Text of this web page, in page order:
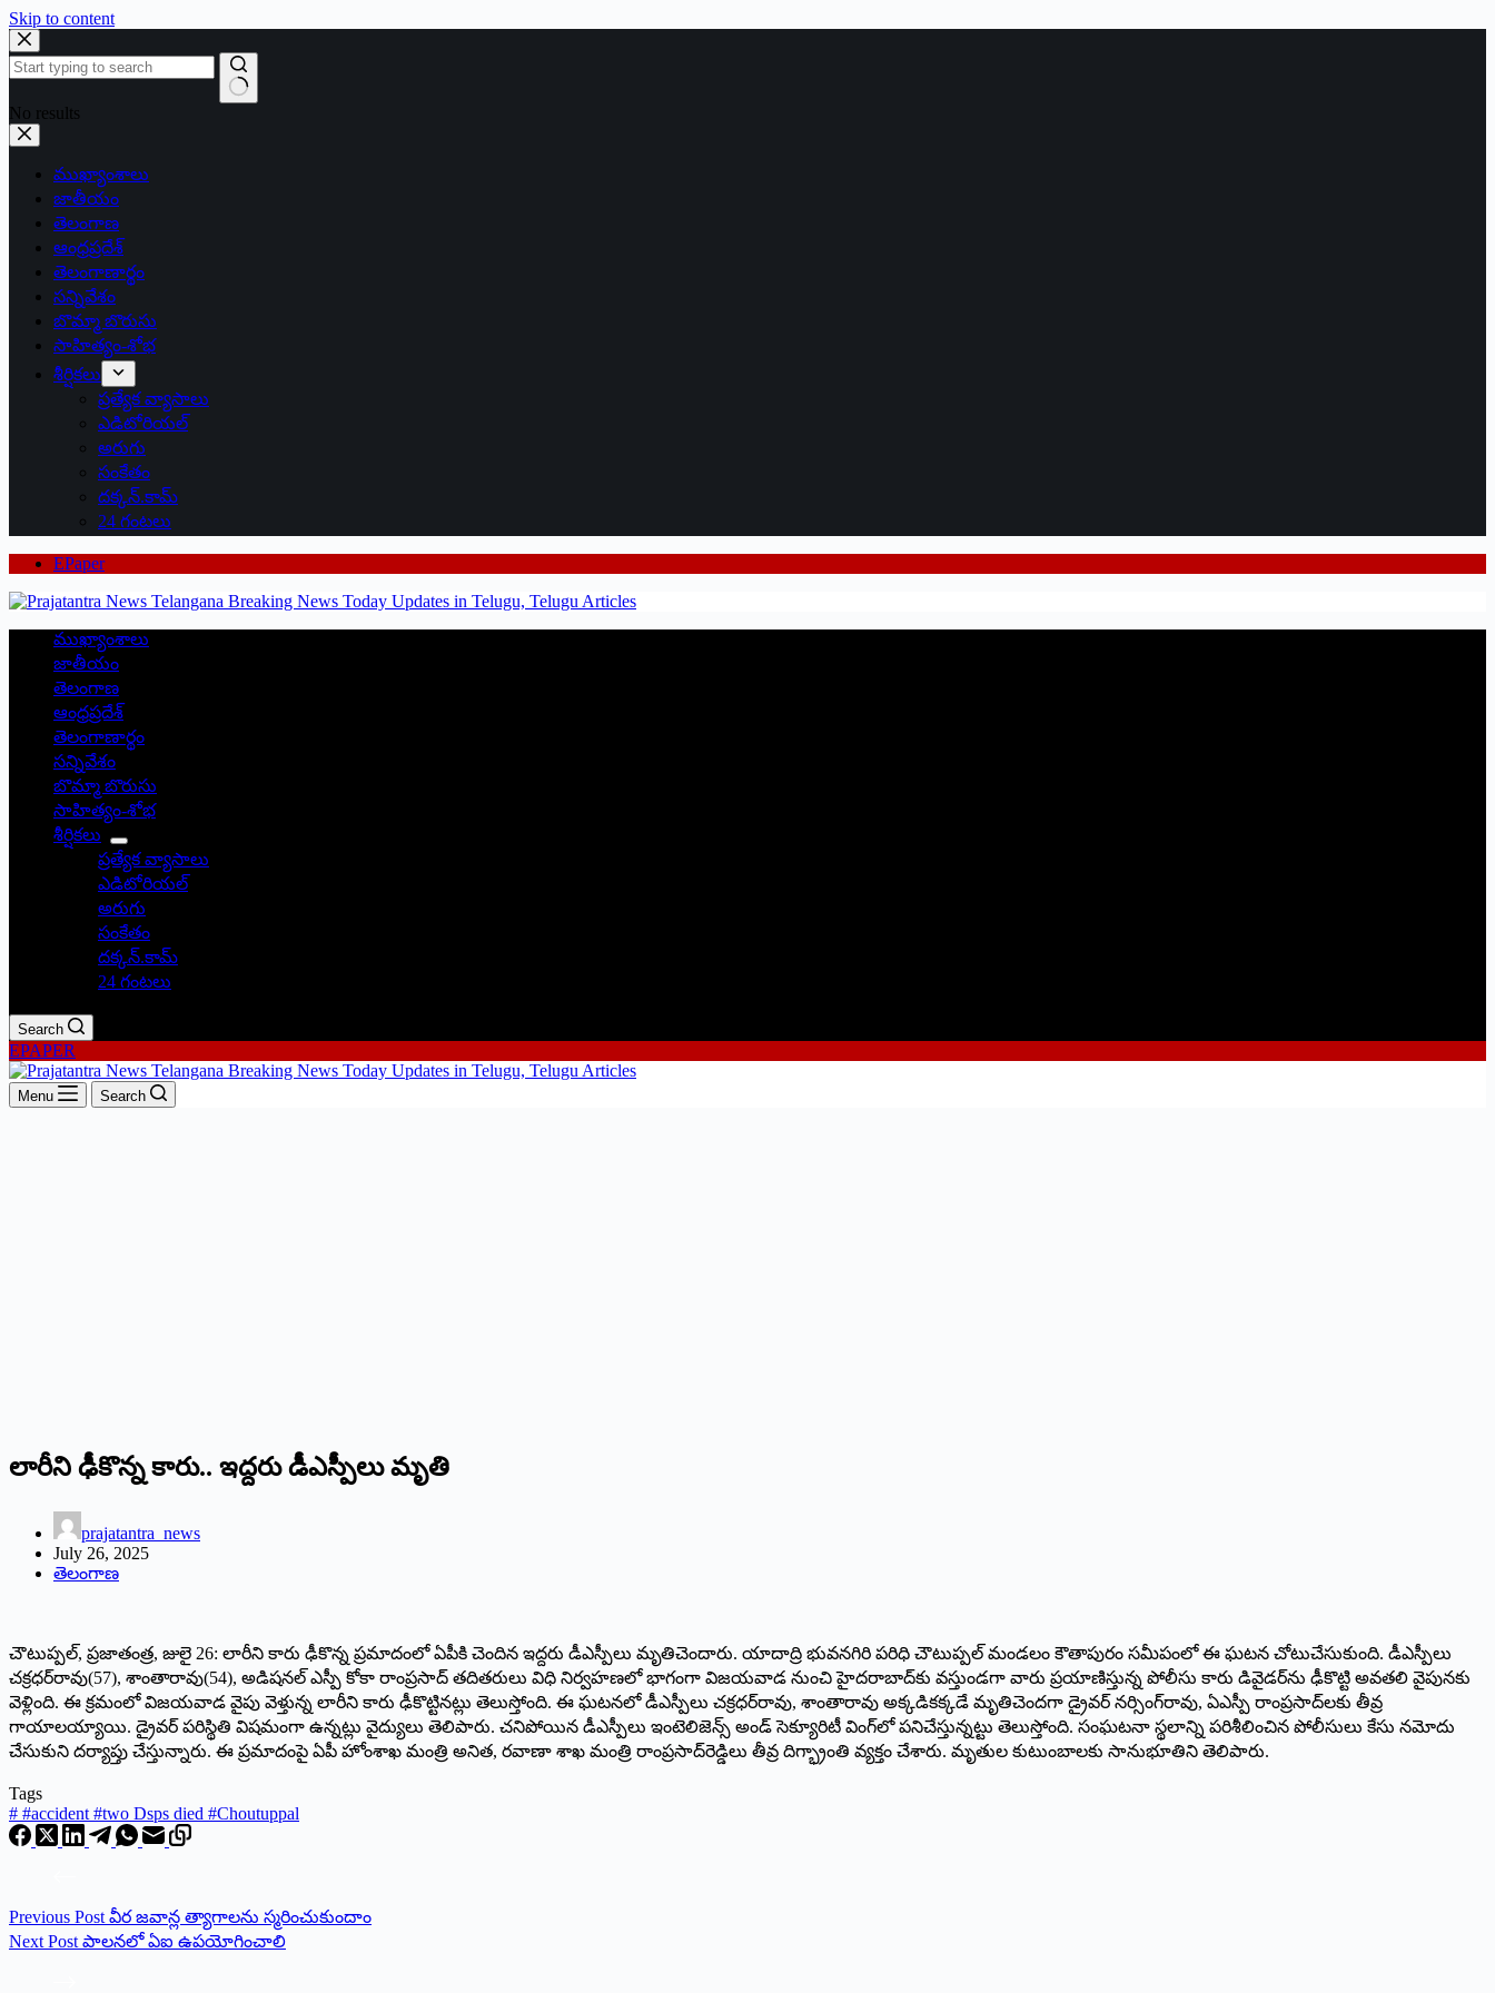
Skip to content
No results
ముఖ్యాంశాలు
జాతీయం
తెలంగాణ
ఆంధ్రప్రదేశ్
తెలంగాణార్థం
సన్నివేశం
బొమ్మా బొరుసు
సాహిత్యం-శోభ
శీర్షికలు
ప్రత్యేక వ్యాసాలు
ఎడిటోరియల్
అరుగు
సంకేతం
దక్కన్.కామ్
24 గంటలు
EPaper
ముఖ్యాంశాలు
జాతీయం
తెలంగాణ
ఆంధ్రప్రదేశ్
తెలంగాణార్థం
సన్నివేశం
బొమ్మా బొరుసు
సాహిత్యం-శోభ
శీర్షికలు
ప్రత్యేక వ్యాసాలు
ఎడిటోరియల్
అరుగు
సంకేతం
దక్కన్.కామ్
24 గంటలు
Search
EPAPER
Menu Search
లారీని ఢీకొన్న కారు.. ఇద్దరు డీఎస్పీలు మృతి
prajatantra_news
July 26, 2025
తెలంగాణ
చౌటుప్పల్‌, ప్రజాతంత్ర, జులై 26: లారీని కారు ఢీకొన్న ప్రమాదంలో ఏపీకి చెందిన ఇద్దరు డీఎస్పీలు మృతిచెందారు. యాదాద్రి భువనగిరి పరిధి చౌటుప్పల్‌ మండలం కౌతాపురం సమీపంలో ఈ ఘటన చోటుచేసుకుంది. డీఎస్పీలు
చక్రధర్‌రావు(57), శాంతారావు(54), అడిషనల్‌ ఎస్పీ కోకా రాంప్రసాద్‌ తదితరులు విధి నిర్వహణలో భాగంగా విజయవాడ నుంచి హైదరాబాద్‌కు వస్తుండగా వారు ప్రయాణిస్తున్న పోలీసు కారు డివైడర్‌ను ఢీకొట్టి అవతలి వైపునకు
వెళ్లింది. ఈ క్రమంలో విజయవాడ వైపు వెళ్తున్న లారీని కారు ఢీకొట్టినట్లు తెలుస్తోంది. ఈ ఘటనలో డీఎస్పీలు చక్రధర్‌రావు, శాంతారావు అక్కడికక్కడే మృతిచెందగా డ్రైవర్‌ నర్సింగ్‌రావు, ఏఎస్పీ రాంప్రసాద్‌లకు తీవ్ర
గాయాలయ్యాయి. డ్రైవర్‌ పరిస్థితి విషమంగా ఉన్నట్లు వైద్యులు తెలిపారు. చనిపోయిన డీఎస్పీలు ఇంటెలిజెన్స్‌ అండ్‌ సెక్యూరిటీ వింగ్‌లో పనిచేస్తున్నట్టు తెలుస్తోంది. సంఘటనా స్థలాన్ని పరిశీలించిన పోలీసులు కేసు నమోదు
చేసుకుని దర్యాప్తు చేస్తున్నారు. ఈ ప్రమాదంపై ఏపీ హోంశాఖ మంత్రి అనిత, రవాణా శాఖ మంత్రి రాంప్రసాద్‌రెడ్డిలు తీవ్ర దిగ్భ్రాంతి వ్యక్తం చేశారు. మృతుల కుటుంబాలకు సానుభూతిని తెలిపారు.
Tags
# #accident #two Dsps died #Choutuppal
Previous Post వీర జవాన్ల త్యాగాలను స్మరించుకుందాం
Next Post పాలనలో ఏఐ ఉపయోగించాలి